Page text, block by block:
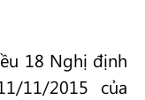
18 Nghị định
11/2015 của